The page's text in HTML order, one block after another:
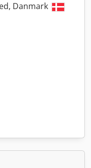
Danmark